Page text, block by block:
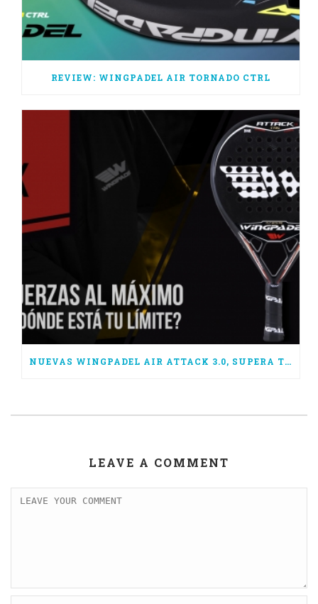
REVIEW: WINGPADEL AIR TORNADO CTRL
NUEVAS WINGPADEL AIR ATTACK 3.0, SUPERA TUS LÍMITES
LEAVE A COMMENT